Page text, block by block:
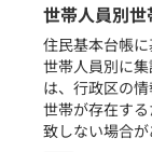
世帯人員別
住民基本台帳
世帯人員別に
は、行政区の
世帯が存在す
致しない場合が